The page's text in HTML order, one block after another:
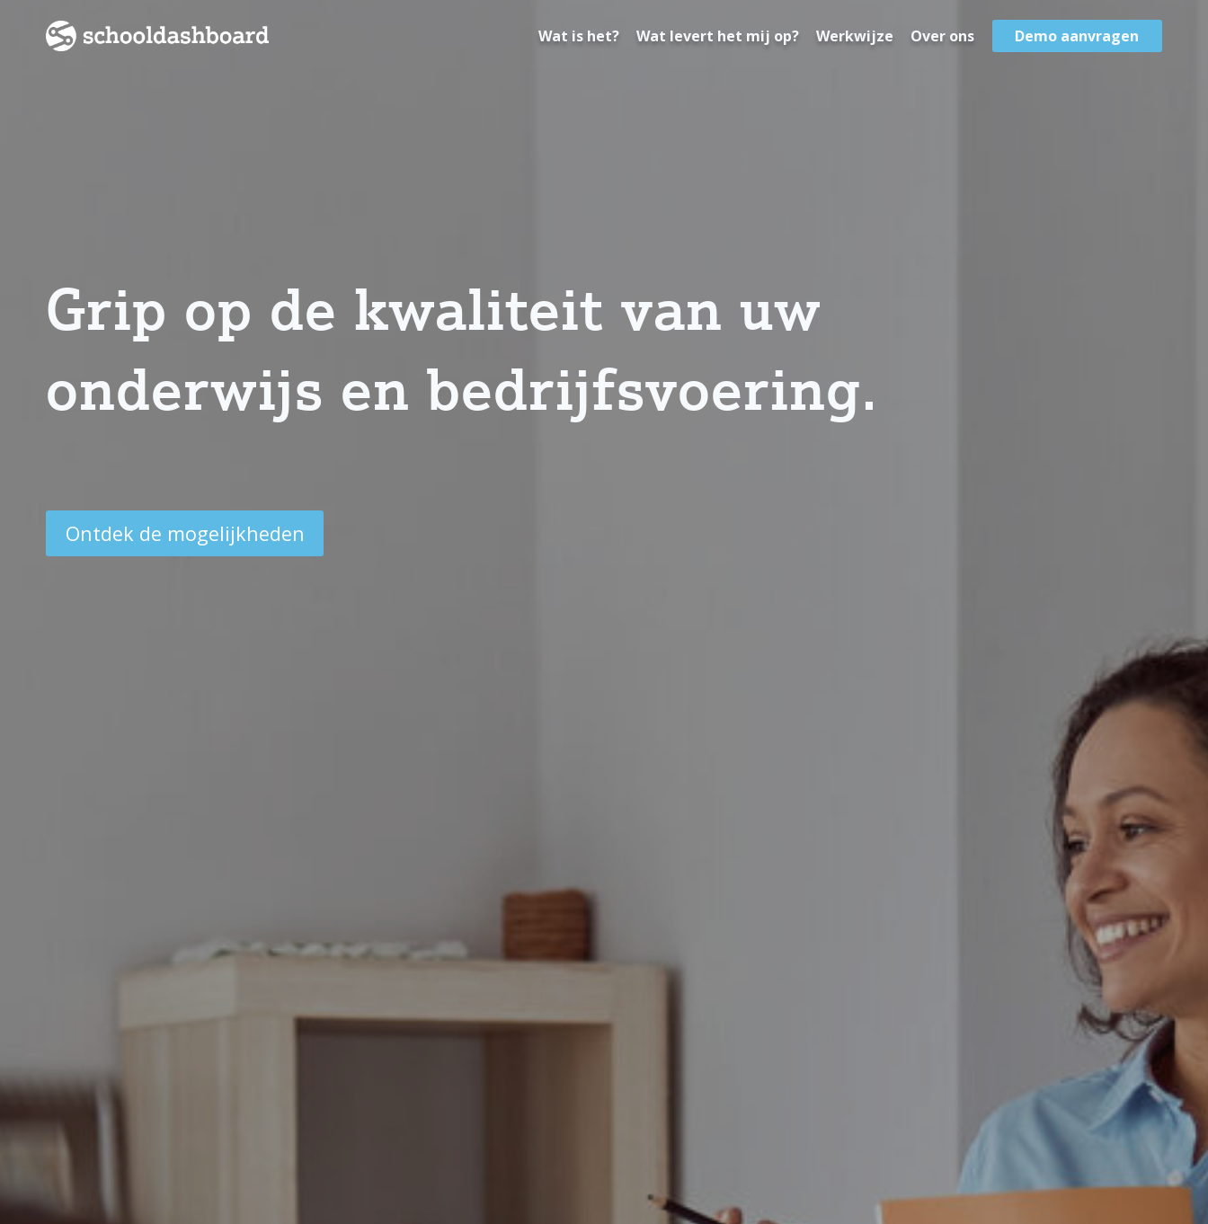
Wat is het? Wat levert het mij op? Werkwijze Over ons Demo aanvragen
Grip op de kwaliteit van uw
onderwijs en bedrijfsvoering.
Ontdek de mogelijkheden